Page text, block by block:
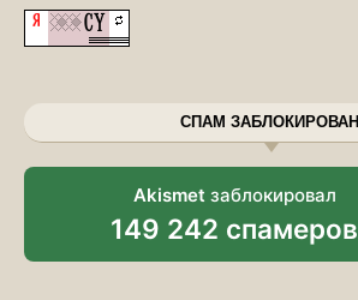
СПАМ ЗАБЛОКИРОВАН
Akismet заблокировал
149 242 спамеров